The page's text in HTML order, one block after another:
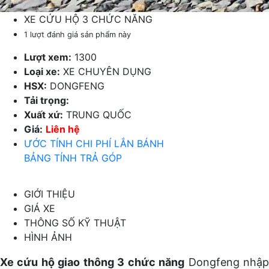
XE CỨU HỘ 3 CHỨC NĂNG
1 lượt đánh giá sản phẩm này
Lượt xem: 1300
Loại xe: XE CHUYÊN DỤNG
HSX: DONGFENG
Tải trọng:
Xuất xứ: TRUNG QUỐC
Giá: Liên hệ
ƯỚC TÍNH CHI PHÍ LẮN BÁNH
BẢNG TÍNH TRẢ GÓP
GIỚI THIỆU
GIÁ XE
THÔNG SỐ KỸ THUẬT
HÌNH ẢNH
Xe cứu hộ giao thông 3 chức năng Dongfeng nhập